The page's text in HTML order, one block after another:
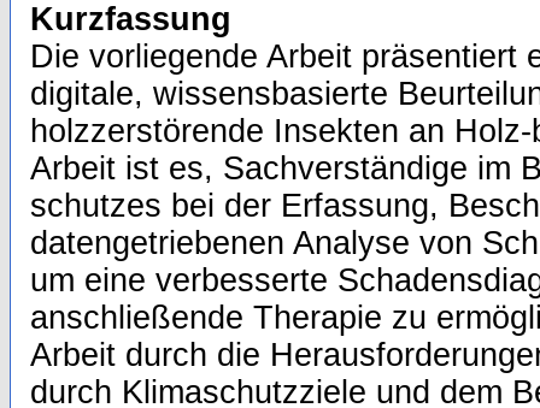
Kurzfassung
Die vorliegende Arbeit präsentiert
digitale, wissensbasierte
holzzerstörende Insekten an
Arbeit ist es, Sachverständige im
schutzes bei der Erfassung,
datengetriebenen Analyse von
um eine verbesserte
anschließende Therapie zu
Arbeit durch die
durch Klimaschutzziele und dem